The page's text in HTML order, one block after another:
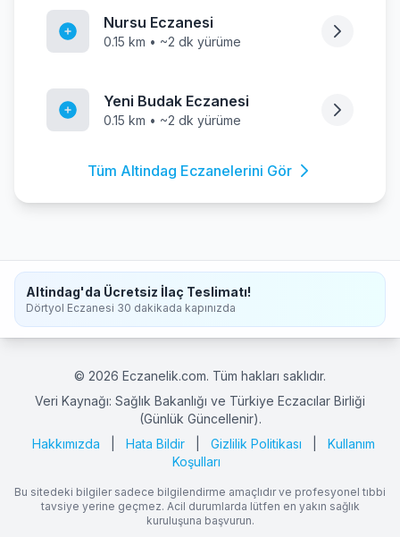
Nursu Eczanesi
0.15 km • ~2 dk yürüme
Yeni Budak Eczanesi
0.15 km • ~2 dk yürüme
Tüm Altindag Eczanelerini Gör
Altindag'da Ücretsiz İlaç Teslimatı!
Dörtyol Eczanesi 30 dakikada kapınızda
© 2026 Eczanelik.com. Tüm hakları saklıdır.
Veri Kaynağı: Sağlık Bakanlığı ve Türkiye Eczacılar Birliği
(Günlük Güncellenir).
Hakkımızda
Hata Bildir Gizlilik Politikası
Kullanım
Koşulları
Bu sitedeki bilgiler sadece bilgilendirme amaçlıdır ve profesyonel tıbbi
tavsiye yerine geçmez. Acil durumlarda lütfen en yakın sağlık
kuruluşuna başvurun.